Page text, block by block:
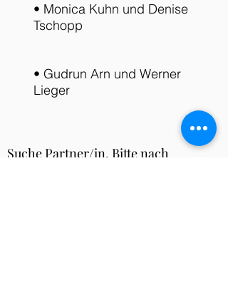
• Monica Kuhn und Denise
Tschopp
• Gudrun Arn und Werner
Lieger
Suche Partner/in. Bitte nach